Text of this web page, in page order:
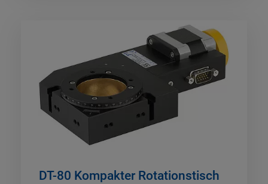
DT-80 Kompakter Rotationstisch